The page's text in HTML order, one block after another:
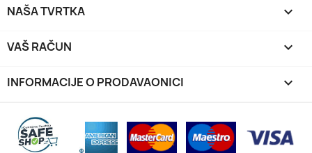
NAŠA TVRTKA 
VAŠ RAČUN 
INFORMACIJE O PRODAVAONICI keyboard_arrow_down